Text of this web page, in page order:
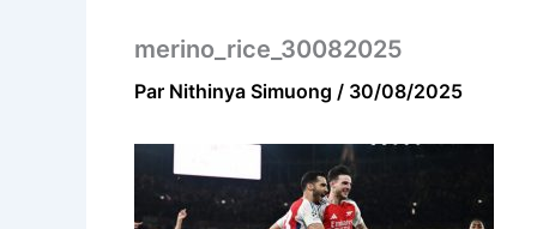
merino_rice_30082025
Par Nithinya Simuong / 30/08/2025